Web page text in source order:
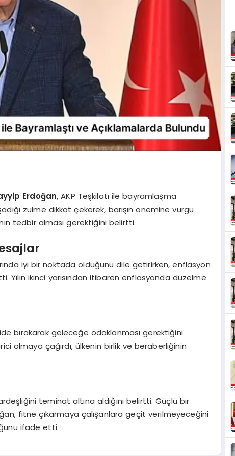
Erdoğan, AKP Teşkilatı ile bayramlaşma
zulme dikkat çekerek, barışın önemine vurgu
tedbir alması gerektiğini belirtti.
iyi bir noktada olduğunu dile getirirken, enflasyon
ikinci yarısından itibaren enflasyonda düzelme
bırakarak geleceğe odaklanması gerektiğini
olmaya çağırdı, ülkenin birlik ve beraberliğinin
teminat altına aldığını belirtti. Güçlü bir
fitne çıkarmaya çalışanlara geçit verilmeyeceğini
ifade etti.